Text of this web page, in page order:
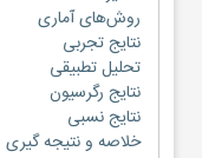
روش‌های آماری
نتایج تجربی
تحلیل تطبیقی
نتایج رگرسیون
نتایج نسبی
خلاصه و نتیجه گیری